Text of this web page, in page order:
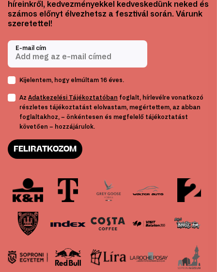
híreinkről, kedvezményekkel kedveskedünk neked és
számos előnyt élvezhetsz a fesztivál során. Várunk
szeretettel!
E-mail cím
Kijelentem, hogy elmúltam 16 éves.
Az Adatkezelési Tájékoztatóban foglalt, hírlevélre vonatkozó
részletes tájékoztatást elolvastam, megértettem, az abban
foglaltakhoz, – önkéntesen és megfelelő tájékoztatást
követően – hozzájárulok.
FELIRATKOZOM